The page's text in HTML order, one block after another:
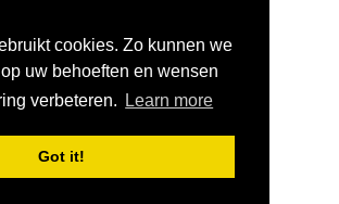
cookies. Zo kunnen we
uw behoeften en wensen
verbeteren.
Learn more
Got it!